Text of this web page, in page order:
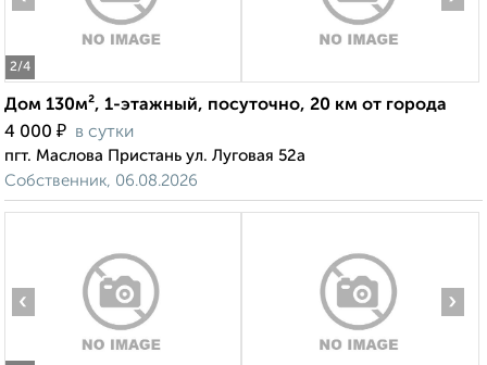
2/4
Дом 130м², 1-этажный, посуточно, 20 км от города
4 000 ₽ в сутки
пгт. Маслова Пристань ул. Луговая 52а
Собственник, 06.08.2026
‹ ›